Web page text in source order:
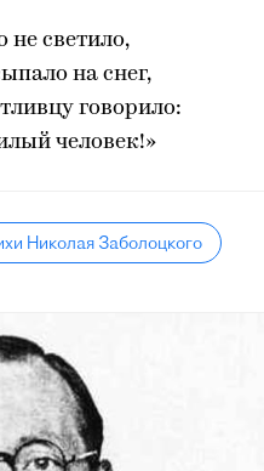
не светило,
на снег,
говорило:
человек!»
Николая Заболоцкого